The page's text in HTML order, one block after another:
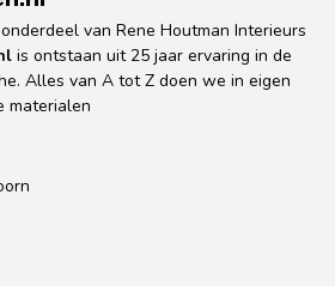
van Rene Houtman Interieurs
is ontstaan uit 25 jaar ervaring in de
Alles van A tot Z doen we in eigen
materialen